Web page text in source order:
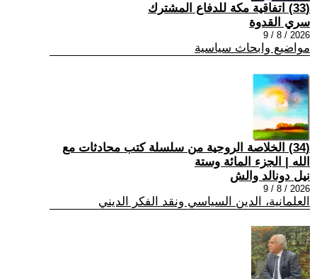
(33) اتفاقية مكة للدفاع المشترك
سري القدوة
2026 / 8 / 9
مواضيع وابحاث سياسية
(34) الخلاصة الروحية من سلسلة كتب محادثات مع
الله | الجزء المائة وستة
نيل دونالد والش
2026 / 8 / 9
العلمانية، الدين السياسي ونقد الفكر الديني